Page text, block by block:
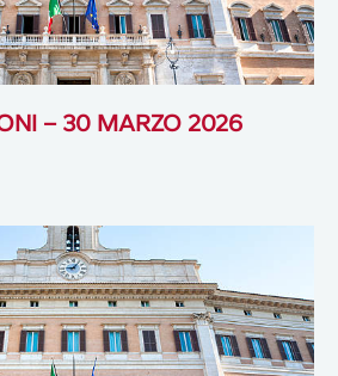
– 30 MARZO 2026